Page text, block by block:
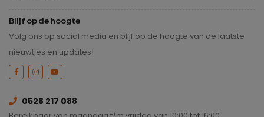
Blijf op de hoogte
Volg ons op social media en blijf op de hoogte van de laatste
nieuwtjes en updates!
0528 217 088